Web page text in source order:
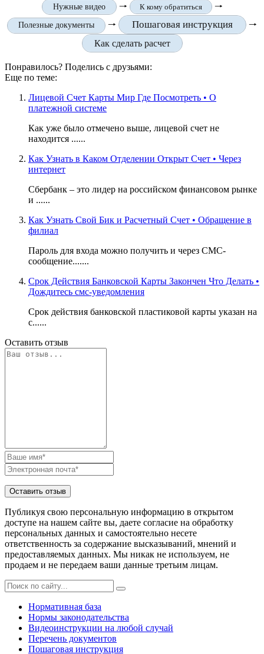
Нужные видео 🠒 К кому обратиться 🠒
Полезные документы 🠒 Пошаговая инструкция
🠒
Как сделать расчет
Понравилось? Поделись с друзьями:
Еще по теме:
Лицевой Счет Карты Мир Где Посмотреть • О
платежной системе
Как уже было отмечено выше, лицевой счет не
находится ......
Как Узнать в Каком Отделении Открыт Счет • Через
интернет
Сбербанк – это лидер на российском финансовом рынке
и ......
Как Узнать Свой Бик и Расчетный Счет • Обращение в
филиал
Пароль для входа можно получить и через СМС-
сообщение.......
Срок Действия Банковской Карты Закончен Что Делать •
Дождитесь смс-уведомления
Срок действия банковской пластиковой карты указан на
с......
Оставить отзыв
Публикуя свою персональную информацию в открытом
доступе на нашем сайте вы, даете согласие на обработку
персональных данных и самостоятельно несете
ответственность за содержание высказываний, мнений и
предоставляемых данных. Мы никак не используем, не
продаем и не передаем ваши данные третьим лицам.
Нормативная база
Нормы законодательства
Видеоинструкции на любой случай
Перечень документов
Пошаговая инструкция